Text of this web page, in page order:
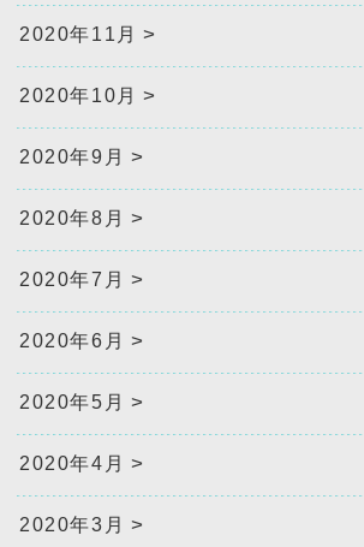
2020年11月
2020年10月
2020年9月
2020年8月
2020年7月
2020年6月
2020年5月
2020年4月
2020年3月